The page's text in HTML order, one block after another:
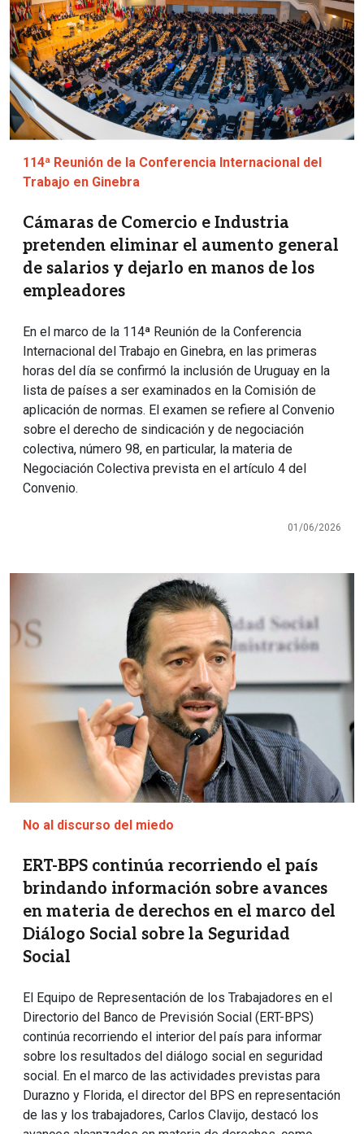
114ª Reunión de la Conferencia Internacional del
Trabajo en Ginebra
Cámaras de Comercio e Industria
pretenden eliminar el aumento general
de salarios y dejarlo en manos de los
empleadores
En el marco de la 114ª Reunión de la Conferencia
Internacional del Trabajo en Ginebra, en las primeras
horas del día se confirmó la inclusión de Uruguay en la
lista de países a ser examinados en la Comisión de
aplicación de normas. El examen se refiere al Convenio
sobre el derecho de sindicación y de negociación
colectiva, número 98, en particular, la materia de
Negociación Colectiva prevista en el artículo 4 del
Convenio.
01/06/2026
No al discurso del miedo
ERT-BPS continúa recorriendo el país
brindando información sobre avances
en materia de derechos en el marco del
Diálogo Social sobre la Seguridad
Social
El Equipo de Representación de los Trabajadores en el
Directorio del Banco de Previsión Social (ERT-BPS)
continúa recorriendo el interior del país para informar
sobre los resultados del diálogo social en seguridad
social. En el marco de las actividades previstas para
Durazno y Florida, el director del BPS en representación
de las y los trabajadores, Carlos Clavijo, destacó los